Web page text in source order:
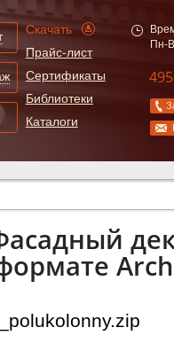
Скачать
Прайс-лист
Сертификаты
Библиотеки
Каталоги
Пн-